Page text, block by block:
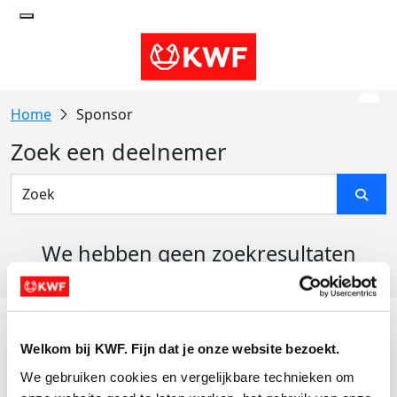
Welkom bij KWF. Fijn dat je onze website bezoekt.
We gebruiken cookies en vergelijkbare technieken om
Sponsor
Zoek een deelnemer
We hebben geen zoekresultaten
Actiematerialen
Evenementen